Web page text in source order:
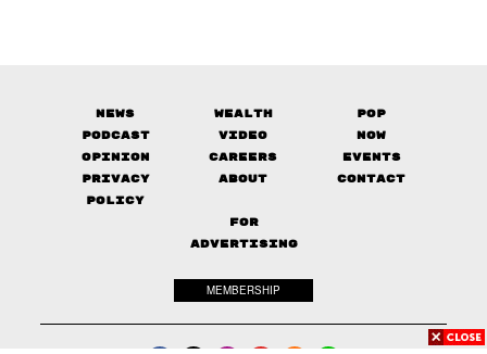
News Wealth
Pop
Podcast
Video
Now
Opinion
Careers
Events
Privacy
Policy
About Contact
FOR
ADVERTISING
MEMBERSHIP